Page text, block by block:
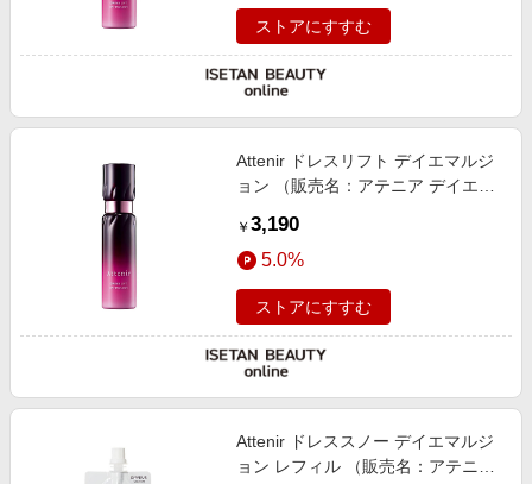
ストアにすすむ
Attenir ドレスリフト デイエマルジ
ョン （販売名：アテニア デイエマ
￥ 3,190
5.0%
ストアにすすむ
Attenir ドレススノー デイエマルジ
ョン レフィル （販売名：アテニア